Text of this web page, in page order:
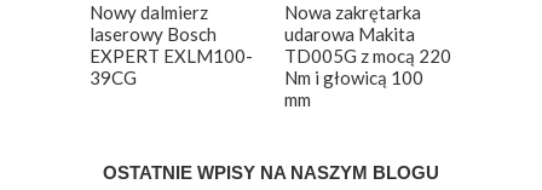
Nowy dalmierz
laserowy Bosch
EXPERT EXLM100-
39CG
Nowa zakrętarka
udarowa Makita
TD005G z mocą 220
Nm i głowicą 100
mm
OSTATNIE WPISY NA NASZYM BLOGU